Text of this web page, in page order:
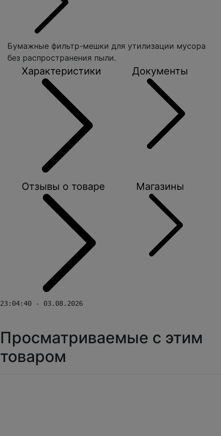
Бумажные фильтр-мешки для утилизации мусора
без распространения пыли.
Характеристики Документы
Отзывы о товаре Магазины
23:04:40 - 03.08.2026
Просматриваемые с этим
товаром